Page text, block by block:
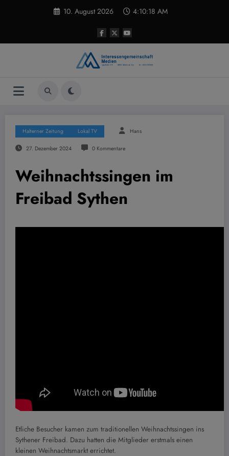
10. August 2026 4:10:18 AM
Halterner Zeitung Lokal TV Hans
27. Dezember 2024 0 Kommentare
Weihnachtssingen im
Freibad Sythen
Etliche Besucher kamen zum traditionellen Weihnachtssingen ins
Sythener Freibad. Dazu hatten die Mitglieder erstmals einen
kleinen Weihnachtsmarkt errichtet.